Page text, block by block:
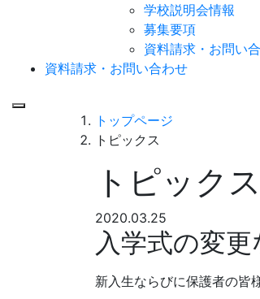
学校説明会情報
募集要項
資料請求・お問い
資料請求・お問い合わせ
トップページ
トピックス
トピックス
2020.03.25
入学式の変
新入生ならびに保護者の皆